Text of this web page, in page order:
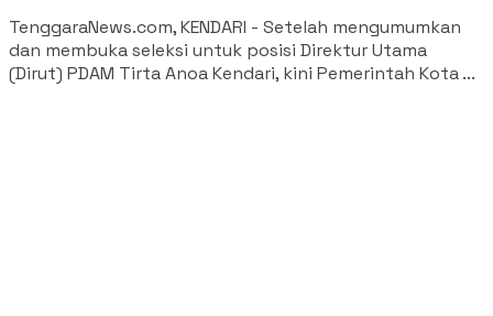
TenggaraNews.com, KENDARI - Setelah mengumumkan
dan membuka seleksi untuk posisi Direktur Utama
(Dirut) PDAM Tirta Anoa Kendari, kini Pemerintah Kota ...